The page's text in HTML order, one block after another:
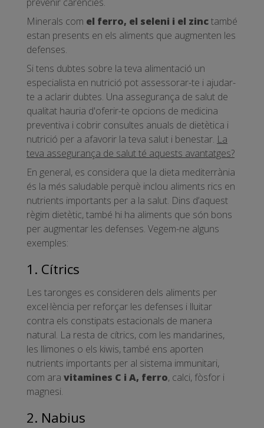
Minerals com el ferro, el seleni i el zinctambé
estan presents en els aliments que augmenten les
defenses.
Si tens dubtes sobre la teva alimentació un
especialista en nutrició pot assessorar-te i ajudar-
te a aclarir dubtes. Una assegurança de salut de
qualitat hauria d'oferir-te opcions de medicina
preventiva i cobrir consultes anuals de dietètica i
nutrició per a afavorir la teva salut i benestar. La
teva assegurança de salut té aquests avantatges?
En general, es considera que la dieta mediterrània
és la més saludable perquè inclou aliments rics en
nutrients importants per a la salut. Dins d’aquest
règim dietètic, també hi ha aliments que són bons
per augmentar les defenses. Vegem-ne alguns
exemples:
1. Cítrics
Les taronges es consideren dels aliments per
excel·lència per reforçar les defenses i lluitar
contra els constipats estacionals de manera
natural. La resta de cítrics, com les mandarines,
les llimones o els kiwis, també ens aporten
nutrients importants per al sistema immunitari,
com ara vitamines C i A, ferro, calci, fòsfor i
magnesi.
2. Nabius